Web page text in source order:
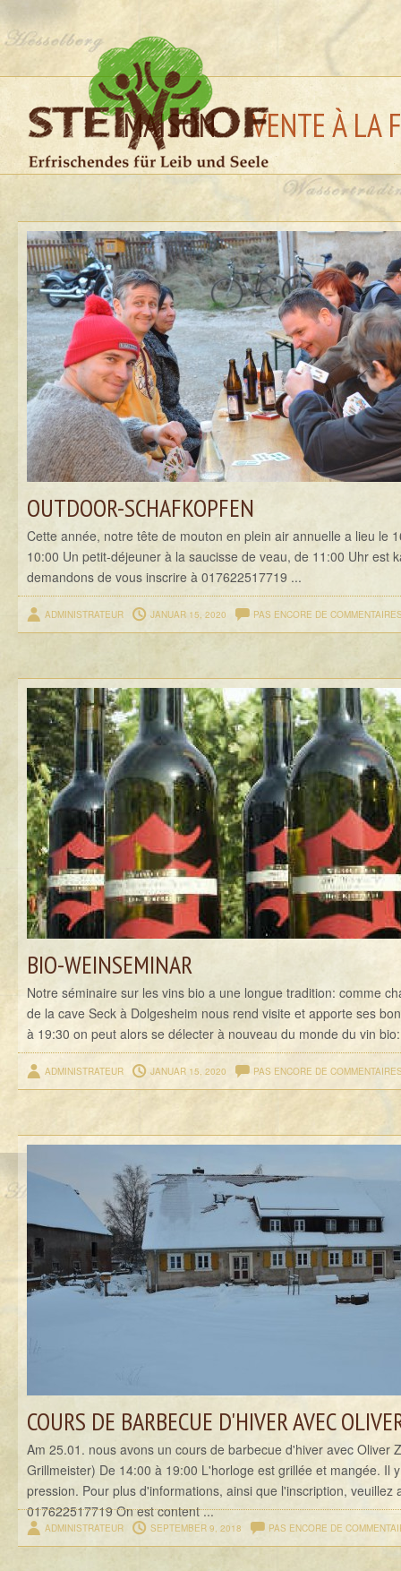
MAISON VENTE À LA
OUTDOOR-SCHAFKOPFEN
Cette année, notre tête de mouton en plein air annuelle a lieu le
10:00 Un petit-déjeuner à la saucisse de veau, de 11:00 Uhr est
demandons de vous inscrire à 017622517719 ...
ADMINISTRATEUR JANUAR 15, 2020 PAS ENCORE DE
BIO-WEINSEMINAR
Notre séminaire sur les vins bio a une longue tradition: comme
de la cave Seck à Dolgesheim nous rend visite et apporte ses
à 19:30 on peut alors se délecter à nouveau du monde du vin
ADMINISTRATEUR JANUAR 15, 2020 PAS ENCORE DE
COURS DE BARBECUE D'HIVER AVEC
Am 25.01. nous avons un cours de barbecue d'hiver avec Oliver
Grillmeister) De 14:00 à 19:00 L'horloge est grillée et mangée. Il
pression. Pour plus d'informations, ainsi que l'inscription, veuillez
017622517719 On est content ...
ADMINISTRATEUR SEPTEMBER 9, 2018 PAS ENCORE DE